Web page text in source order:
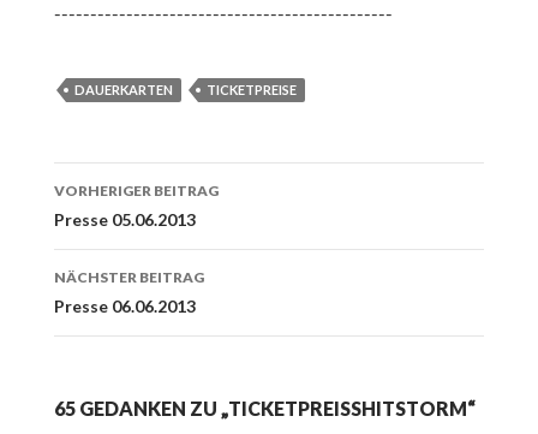
-----------------------------------------------
DAUERKARTEN TICKETPREISE
Beitrags-
Navigation
VORHERIGER BEITRAG
Presse 05.06.2013
NÄCHSTER BEITRAG
Presse 06.06.2013
65 GEDANKEN ZU „TICKETPREISSHITSTORM“